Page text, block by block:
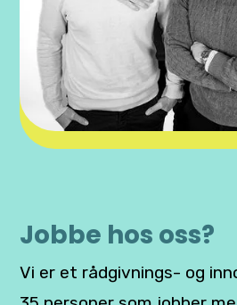
Jobbe hos oss?
Vi er et rådgivnings- og